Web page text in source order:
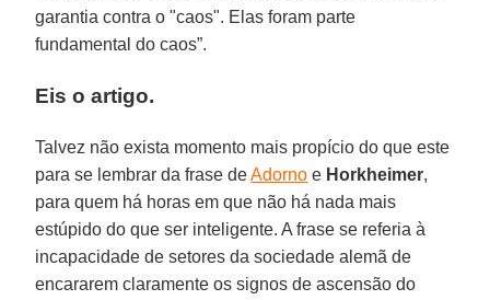
garantia contra o "caos". Elas foram parte
fundamental do caos”.
Eis o artigo.
Talvez não exista momento mais propício do que este
para se lembrar da frase deAdorno e Horkheimer,
para quem há horas em que não há nada mais
estúpido do que ser inteligente. A frase se referia à
incapacidade de setores da sociedade alemã de
encararem claramente os signos de ascensão do